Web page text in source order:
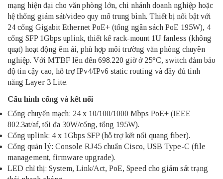
mạng hiện đại cho văn phòng lớn, chi nhánh doanh nghiệp hoặc
hệ thống giám sát/video quy mô trung bình. Thiết bị nổi bật với
24 cổng Gigabit Ethernet PoE+ (tổng ngân sách PoE 195W), 4
cổng SFP 1Gbps uplink, thiết kế rack-mount 1U fanless (không
quạt) hoạt động êm ái, phù hợp môi trường văn phòng chuyên
nghiệp. Với MTBF lên đến 698.220 giờ ở 25°C, switch đảm bảo
độ tin cậy cao, hỗ trợ IPv4/IPv6 static routing và đầy đủ tính
năng Layer 3 Lite.​
Cấu hình cổng và kết nối
Cổng chuyển mạch: 24 x 10/100/1000 Mbps PoE+ (IEEE
802.3at/af, tối đa 30W/cổng, tổng 195W).
Cổng uplink: 4 x 1Gbps SFP (hỗ trợ kết nối quang fiber).
Cổng quản lý: Console RJ45 chuẩn Cisco, USB Type-C (file
management, firmware upgrade).
LED chỉ thị: System, Link/Act, PoE, Speed cho giám sát trạng